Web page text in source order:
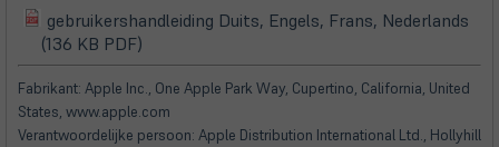
Tab)
(öffnet
in
neuem
Tab)
gebruikershandleiding Duits, Engels, Frans, Nederlands
(136 KB PDF)
in
neuem
Tab)
Fabrikant: Apple Inc., One Apple Park Way, Cupertino, California, United
States, www.apple.com
Verantwoordelijke persoon: Apple Distribution International Ltd., Hollyhill